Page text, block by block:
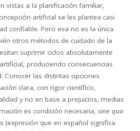
vistas a la planificación familiar,
artificial se les plantea casi
confiable. Pero esa no es la única
otros métodos de cuidado de la
suprimir ciclos absolutamente
produciendo consecuencias
Conocer las distintas opciones
clara, con rigor científico,
y no en base a prejuicios, medias
es condición necesaria, sine qua
(expresión que en español significa